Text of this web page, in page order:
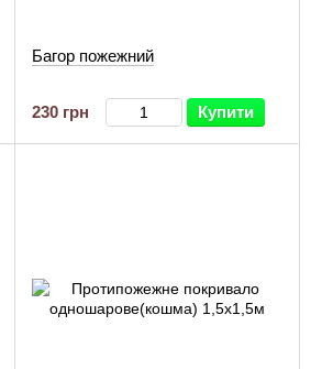
Багор пожежний
230 грн Купити